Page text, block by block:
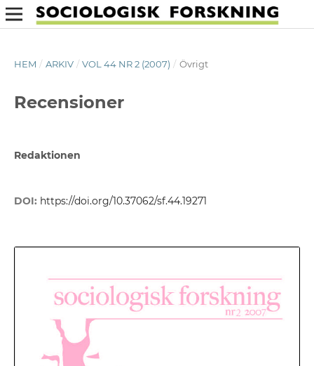
HEM / ARKIV / VOL 44 NR 2 (2007) / Övrigt
Recensioner
Redaktionen
DOI: https://doi.org/10.37062/sf.44.19271